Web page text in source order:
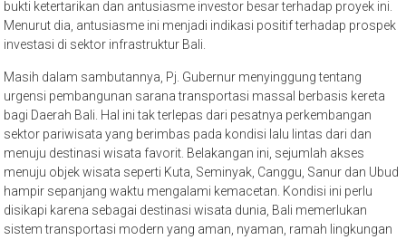
bukti ketertarikan dan antusiasme investor besar terhadap proyek ini.
Menurut dia, antusiasme ini menjadi indikasi positif terhadap prospek
investasi di sektor infrastruktur Bali.
Masih dalam sambutannya, Pj. Gubernur menyinggung tentang
urgensi pembangunan sarana transportasi massal berbasis kereta
bagi Daerah Bali. Hal ini tak terlepas dari pesatnya perkembangan
sektor pariwisata yang berimbas pada kondisi lalu lintas dari dan
menuju destinasi wisata favorit. Belakangan ini, sejumlah akses
menuju objek wisata seperti Kuta, Seminyak, Canggu, Sanur dan Ubud
hampir sepanjang waktu mengalami kemacetan. Kondisi ini perlu
disikapi karena sebagai destinasi wisata dunia, Bali memerlukan
sistem transportasi modern yang aman, nyaman, ramah lingkungan